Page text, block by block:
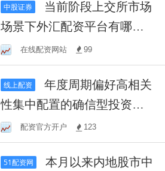
中股证券
场景下外汇配资平台有哪些
的资金集中风险跟踪
在线配资网站 99
线上配资
年度周期偏好高相关
性集中配置的确信型投资者
使用手机炒股软件下
配资官方开户 123
51配资网
本月以来内地股市中